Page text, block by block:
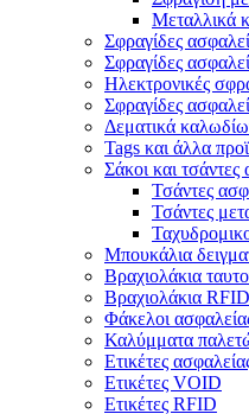
Μεταλλικά
Σφραγίδες
Σφραγίδες
Ηλεκτρονικές
Σφραγίδες
Δεματικά
Tags και άλλα
Σάκοι και τσάντες
Τσάντες
Τσάντες
Μπουκάλια
Βραχιολάκια
Βραχιολάκια RFID
Φάκελοι
Καλύμματα
Ετικέτες
Ετικέτες VOID
Ετικέτες RFID